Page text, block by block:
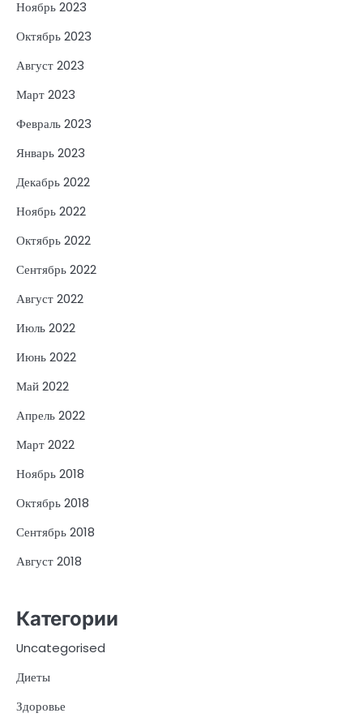
Ноябрь 2023
Октябрь 2023
Август 2023
Март 2023
Февраль 2023
Январь 2023
Декабрь 2022
Ноябрь 2022
Октябрь 2022
Сентябрь 2022
Август 2022
Июль 2022
Июнь 2022
Май 2022
Апрель 2022
Март 2022
Ноябрь 2018
Октябрь 2018
Сентябрь 2018
Август 2018
Категории
Uncategorised
Диеты
Здоровье